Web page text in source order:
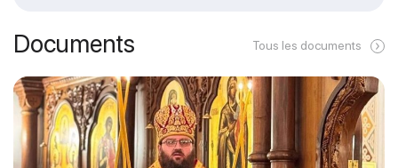
Documents Tous les documents